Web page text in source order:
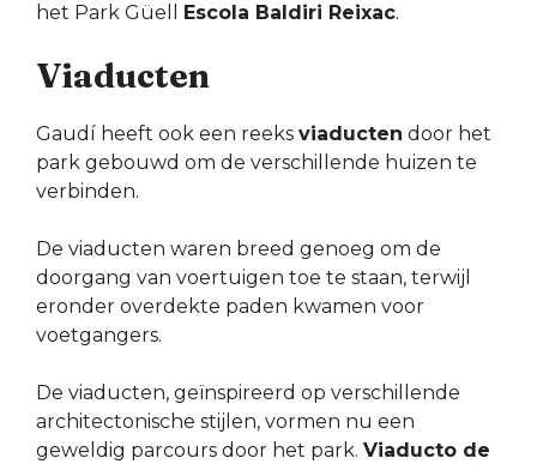
het Park Güell
Escola Baldiri Reixac.
Viaducten
Gaudí heeft ook een reeks viaducten door het
park gebouwd om de verschillende huizen te
verbinden.
De viaducten waren breed genoeg om de
doorgang van voertuigen toe te staan, terwijl
eronder overdekte paden kwamen voor
voetgangers.
De viaducten, geïnspireerd op verschillende
architectonische stijlen, vormen nu een
geweldig parcours door het park. Viaducto de